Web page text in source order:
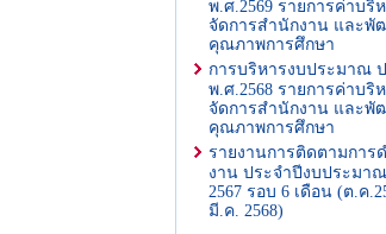
พ.ศ.2569 รายการค่าบริ
จัดการสำนักงาน และพั
คุณภาพการศึกษา
การบริหารงบประมาณ
พ.ศ.2568 รายการค่าบริ
จัดการสำนักงาน และพั
คุณภาพการศึกษา
รายงานการติดตามการ
งาน ประจำปีงบประมา
2567 รอบ 6 เดือน (ต.ค
มี.ค. 2568)